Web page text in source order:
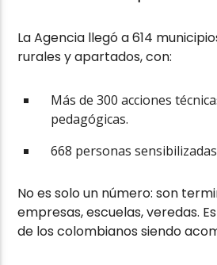
La Agencia llegó a 614
rurales y apartados, con:
Más de 300 acciones
pedagógicas.
668 personas
No es solo un número: son
empresas, escuelas, veredas.
de los colombianos siendo